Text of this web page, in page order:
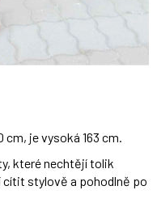
cm, je vysoká 163 cm.
které nechtějí tolik
cítit stylově a pohodlně po